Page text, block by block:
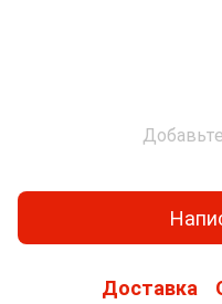
Доставка